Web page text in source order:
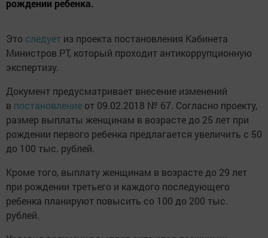
рождении ребенка.
Это следует из проекта постановления Кабинета
Министров РТ, который проходит антикоррупционную
экспертизу.
Документ предусматривает внесение изменений
в постановление от 09.02.2018 № 67. Согласно проекту,
размер выплаты женщинам в возрасте до 25 лет при
рождении первого ребенка предлагается увеличить с 50
до 100 тыс. рублей.
Кроме того, выплату женщинам в возрасте до 29 лет
при рождении третьего и каждого последующего
ребенка планируют повысить со 100 до 200 тыс.
рублей.